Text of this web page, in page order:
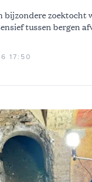
bijzondere zoektocht
tussen bergen
17:50